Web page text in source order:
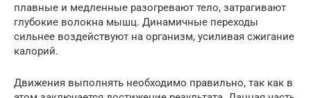
плавные и медленные разогревают тело, затрагивают
глубокие волокна мышц. Динамичные переходы
сильнее воздействуют на организм, усиливая сжигание
калорий.
Движения выполнять необходимо правильно, так как в